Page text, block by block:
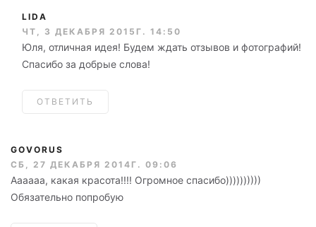
LIDA
ЧТ, 3 ДЕКАБРЯ 2015Г. 14:50
Юля, отличная идея! Будем ждать отзывов и фотографий!
Спасибо за добрые слова!
ОТВЕТИТЬ
GOVORUS
СБ, 27 ДЕКАБРЯ 2014Г. 09:06
Аааааа, какая красота!!!! Огромное спасибо))))))))))
Обязательно попробую